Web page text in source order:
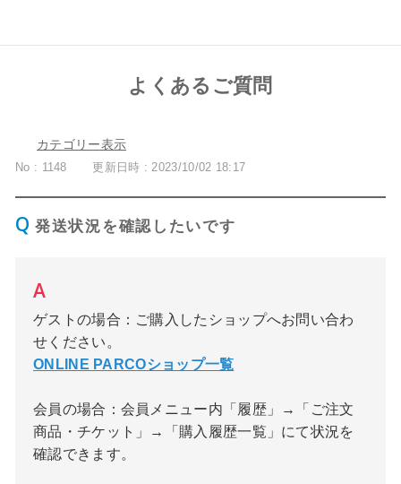
よくあるご質問
カテゴリー表示
No : 1148 更新日時 : 2023/10/02 18:17
発送状況を確認したいです
ゲストの場合：ご購入したショップへお問い合わ
せください。
ONLINE PARCOショップ一覧
会員の場合：会員メニュー内「履歴」→「ご注文
商品・チケット」→「購入履歴一覧」にて状況を
確認できます。